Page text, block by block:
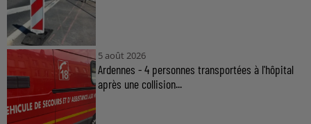
5 août 2026
Ardennes - 4 personnes transportées à l'hôpital
après une collision...